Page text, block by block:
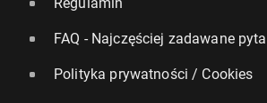
FAQ - Najczęściej zadawane
Polityka prywatności / Cookies